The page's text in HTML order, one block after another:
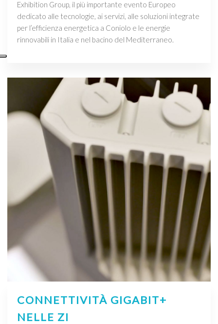
Exhibition Group, il più importante evento Europeo
dedicato alle tecnologie, ai servizi, alle soluzioni integrate
per l’efficienza energetica a Coniolo e le energie
rinnovabili in Italia e nel bacino del Mediterraneo.
CONNETTIVITÀ GIGABIT+
NELLE ZI